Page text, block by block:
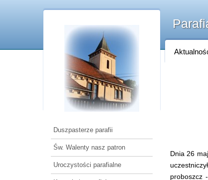
Duszpasterze parafii
Św. Walenty nasz patron
Uroczystości parafialne
Dnia 26
proboszcz